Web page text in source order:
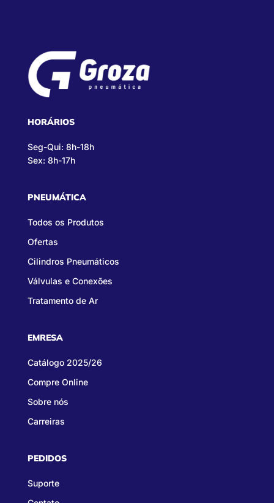
HORÁRIOS
Seg-Qui: 8h-18h
Sex: 8h-17h
PNEUMÁTICA
Todos os Produtos
Ofertas
Cilindros Pneumáticos
Válvulas e Conexões
Tratamento de Ar
EMRESA
Catálogo 2025/26
Compre Online
Sobre nós
Carreiras
PEDIDOS
Suporte